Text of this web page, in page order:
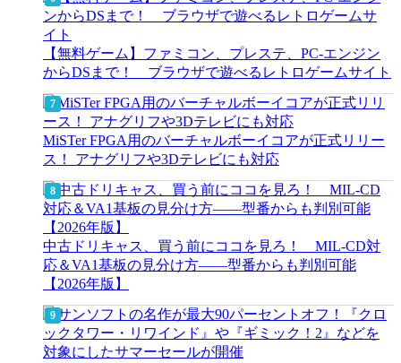
【無料ゲーム】ファミコン、プレステ、PC-エンジン
からDSまで！ ブラウザで遊べるレトロゲームサイト
MiSTer FPGA用のバーチャルボーイコアが正式リリー
ス！ アナグリフや3Dテレビにも対応
中古ドリキャス、買う前にココを見ろ！ MIL-CD対
応＆VA1基板の見分け方——型番からも判別可能
【2026年版】